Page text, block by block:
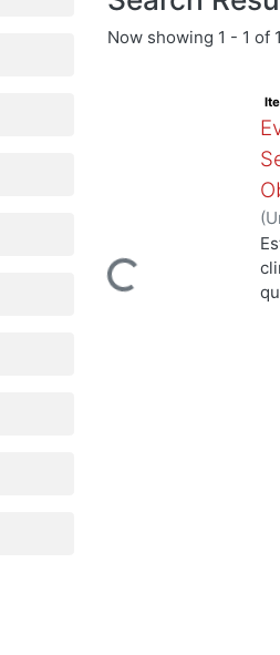
Now showing 1 - 1 of 1
Loading... (